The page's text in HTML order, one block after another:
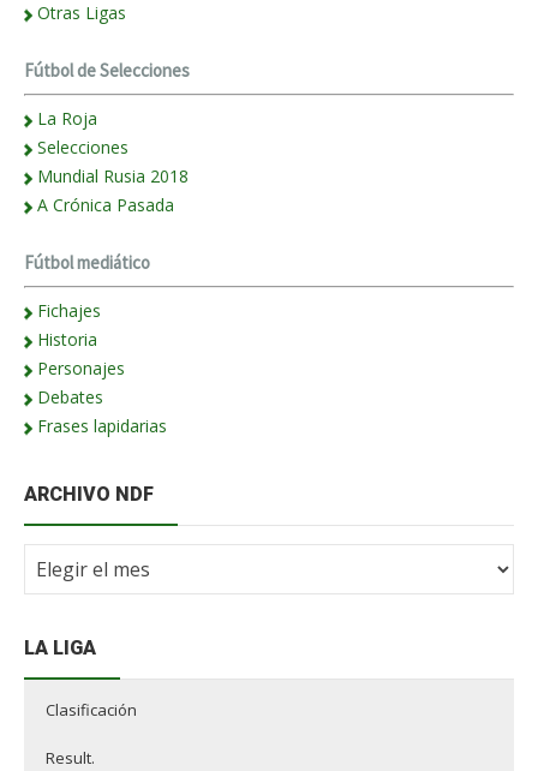
Otras Ligas
Fútbol de Selecciones
La Roja
Selecciones
Mundial Rusia 2018
A Crónica Pasada
Fútbol mediático
Fichajes
Historia
Personajes
Debates
Frases lapidarias
ARCHIVO NDF
Archivo
LA LIGA
Clasificación
Result.